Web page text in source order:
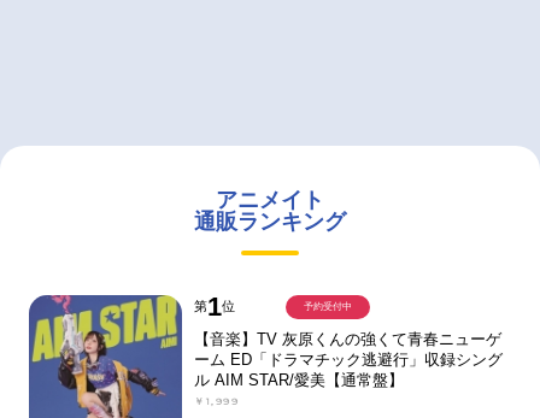
アニメイト
通販ランキング
第1位
【音楽】TV 灰原くんの強くて青春ニューゲ
ーム ED「ドラマチック逃避行」収録シング
ル AIM STAR/愛美【通常盤】
￥1,999
予約受付中